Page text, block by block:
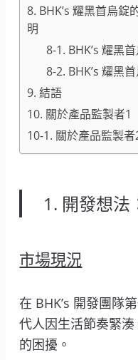
8. BHK’s 耀黑首烏
明
8-1. BHK’s 耀黑
8-2. BHK’s 耀黑
9. 結語
10. 關於產品監製者1
10-1. 關於產品監製者
1. 開發想法
市場現況
在 BHK’s 開發團隊
代人因生活節奏緊
的困擾。